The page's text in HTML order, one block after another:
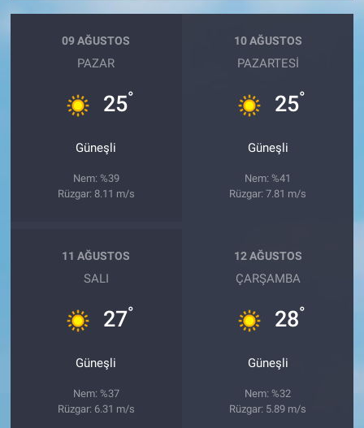
09 AĞUSTOS
PAZAR
25°
Güneşli
Nem: %39
Rüzgar: 8.11 m/s
10 AĞUSTOS
PAZARTESI
25°
Güneşli
Nem: %41
Rüzgar: 7.81 m/s
11 AĞUSTOS
SALI
27°
Güneşli
Nem: %37
Rüzgar: 6.31 m/s
12 AĞUSTOS
ÇARŞAMBA
28°
Güneşli
Nem: %32
Rüzgar: 5.89 m/s